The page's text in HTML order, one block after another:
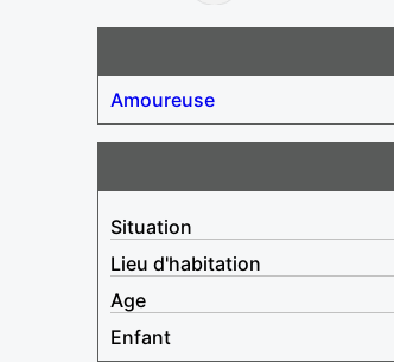
Amoureuse
Situation
Lieu d'habitation
Age
Enfant